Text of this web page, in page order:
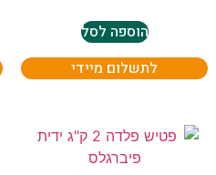
הוספה לסל
לתשלום מיידי